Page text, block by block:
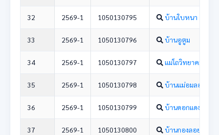
32 2569-1 1050130795 บ้านใบหนา
33 2569-1 1050130796 บ้านอูตูม
34 2569-1 1050130797 แม่โถวิทยาคม
35 2569-1 1050130798 บ้านแม่อมลอง
36 2569-1 1050130799 บ้านดอกแดง
37 2569-1 1050130800 บ้านกองลอย